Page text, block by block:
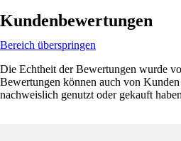
Kundenbewertungen
Bereich überspringen
Die Echtheit der Bewertungen wurde
Bewertungen können auch von
nachweislich genutzt oder gekauft